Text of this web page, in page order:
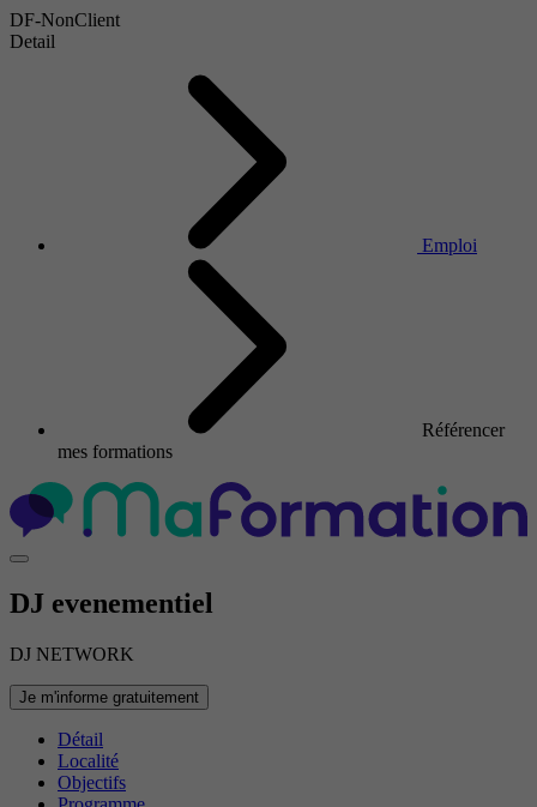
DF-NonClient
Detail
Emploi
Référencer
mes formations
DJ evenementiel
DJ NETWORK
Je m'informe gratuitement
Détail
Localité
Objectifs